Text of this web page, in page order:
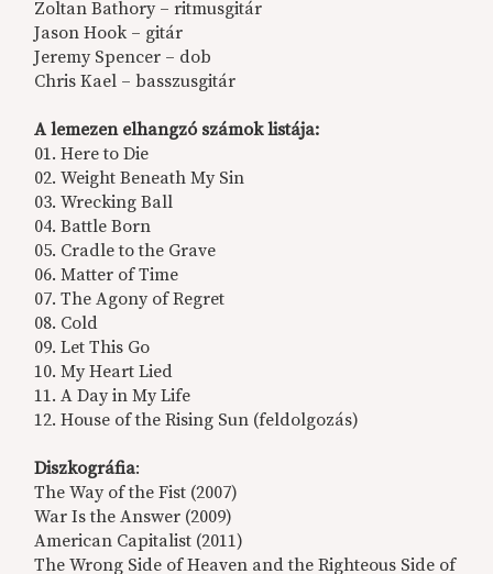
Zoltan Bathory – ritmusgitár
Jason Hook – gitár
Jeremy Spencer – dob
Chris Kael – basszusgitár
A lemezen elhangzó számok listája:
01. Here to Die
02. Weight Beneath My Sin
03. Wrecking Ball
04. Battle Born
05. Cradle to the Grave
06. Matter of Time
07. The Agony of Regret
08. Cold
09. Let This Go
10. My Heart Lied
11. A Day in My Life
12. House of the Rising Sun (feldolgozás)
Diszkográfia:
The Way of the Fist (2007)
War Is the Answer (2009)
American Capitalist (2011)
The Wrong Side of Heaven and the Righteous Side of